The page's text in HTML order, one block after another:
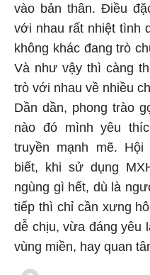
vào bản thân. Điều
với nhau rất nhiệt tình
không khác đang trò
Và như vậy thì càng
trò với nhau về nhiều
Dần dần, phong trào
nào đó mình yêu
truyền mạnh mẽ.
biết, khi sử dụng
ngùng gì hết, dù là
tiếp thì chỉ cần xưng
dễ chịu, vừa đáng yêu
vùng miền, hay quan